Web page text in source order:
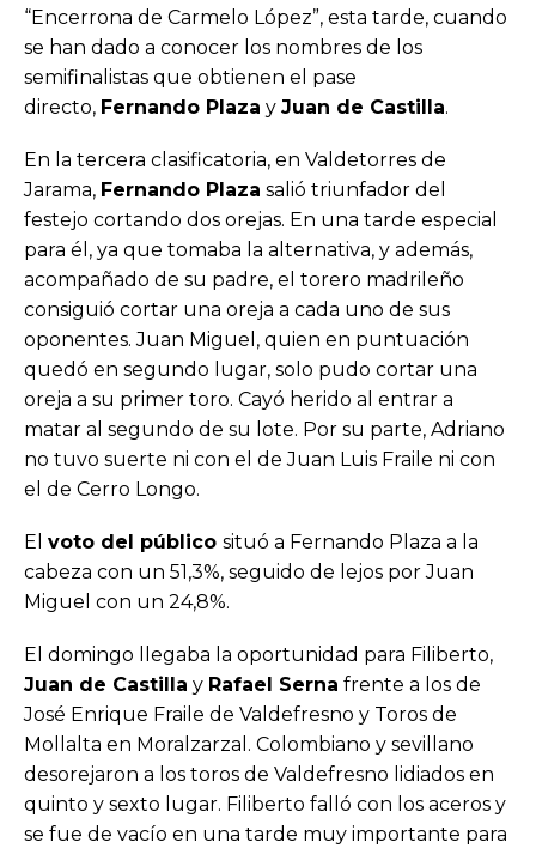
“Encerrona de Carmelo López”, esta tarde, cuando
se han dado a conocer los nombres de los
semifinalistas que obtienen el pase
directo, Fernando Plaza y Juan de Castilla.
En la tercera clasificatoria, en Valdetorres de
Jarama, Fernando Plaza salió triunfador del
festejo cortando dos orejas. En una tarde especial
para él, ya que tomaba la alternativa, y además,
acompañado de su padre, el torero madrileño
consiguió cortar una oreja a cada uno de sus
oponentes. Juan Miguel, quien en puntuación
quedó en segundo lugar, solo pudo cortar una
oreja a su primer toro. Cayó herido al entrar a
matar al segundo de su lote. Por su parte, Adriano
no tuvo suerte ni con el de Juan Luis Fraile ni con
el de Cerro Longo.
El voto del público situó a Fernando Plaza a la
cabeza con un 51,3%, seguido de lejos por Juan
Miguel con un 24,8%.
El domingo llegaba la oportunidad para Filiberto,
Juan de Castilla y Rafael Serna frente a los de
José Enrique Fraile de Valdefresno y Toros de
Mollalta en Moralzarzal. Colombiano y sevillano
desorejaron a los toros de Valdefresno lidiados en
quinto y sexto lugar. Filiberto falló con los aceros y
se fue de vacío en una tarde muy importante para